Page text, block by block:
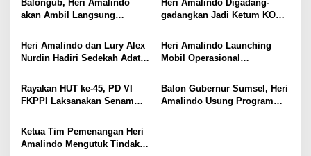
s
i
p
s
Balongub, Heri Amalindo
akan Ambil Langsung
PDIP
Heri Amalindo Digadang-
gadangkan Jadi Ketum KONI
Heri Amalindo dan Lury Alex
Nurdin Hadiri Sedekah Adat
Heri Amalindo Launching
Mobil Operasional
Rayakan HUT ke-45, PD VI
FKPPI Laksanakan Senam
Balon Gubernur Sumsel, Heri
Amalindo Usung Program
Ketua Tim Pemenangan Heri
Amalindo Mengutuk Tindakan